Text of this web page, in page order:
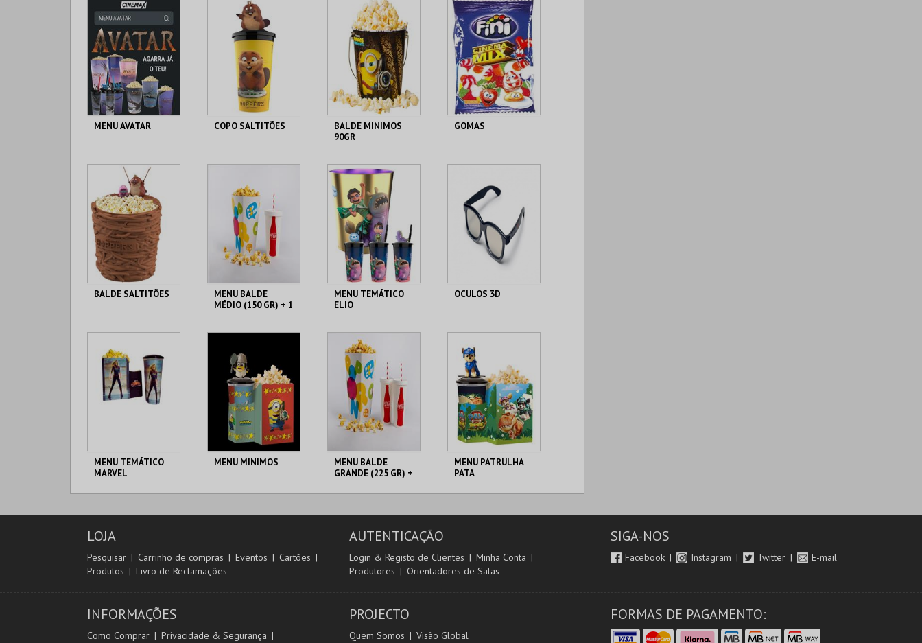
MENU AVATAR
MAIS INFO
COMPRAR
COPO SALTITÕES
MAIS INFO
COMPRAR
BALDE MINIMOS
90GR
MAIS INFO
COMPRAR
GOMAS
MAIS INFO
COMPRAR
BALDE SALTITÕES
MAIS INFO
MENU BALDE
MÉDIO (150 GR) + 1
MAIS INFO
COMPRAR
MENU TEMÁTICO
ELIO
MAIS INFO
COMPRAR
OCULOS 3D
MAIS INFO
COMPRAR
MENU TEMÁTICO
MARVEL
CENÁRIO CASUAL
COMPRAR
MENU MINIMOS
CENÁRIO CASUAL
MENU BALDE
GRANDE (225 GR) +
ML
CENÁRIO CASUAL
MENU PATRULHA
PATA
CENÁRIO CASUAL
LOJA
Pesquisar Carrinho de compras Eventos
Cartões
Produtos
Livro de Reclamações
AUTENTICAÇÃO
Login & Registo de Clientes
Minha Conta
Produtores
Orientadores de Salas
SIGA-NOS
Facebook Instagram Twitter E-mail
INFORMAÇÕES
Como Comprar Privacidade & Segurança
PROJECTO
Quem Somos Visão Global
FORMAS DE PAGAMENTO: